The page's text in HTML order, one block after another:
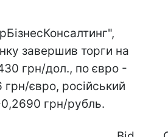
завершив торги на
грн/дол., по євро -
євро, російський
грн/рубль.